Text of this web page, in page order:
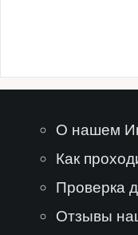
О нашем
Как
Проверка
Отзывы